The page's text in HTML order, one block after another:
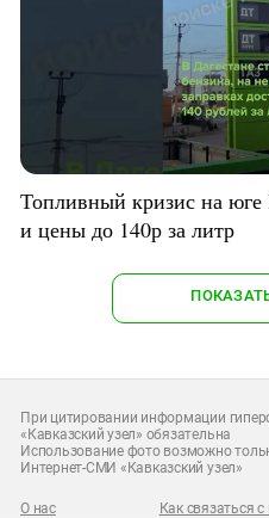
Топливный кризис на
и цены до 140р за литр
При цитировании информации
«Кавказский узел» обязательна
Использование фото возможно
Интернет-СМИ «Кавказский узел»
О нас Как связаться